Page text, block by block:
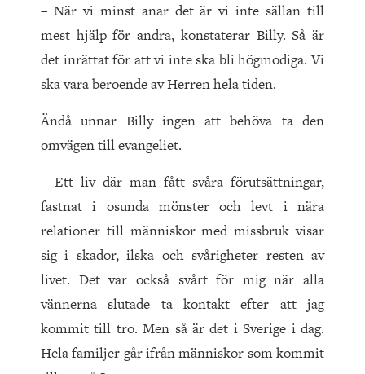
– När vi minst anar det är vi inte sällan till
mest hjälp för andra, konstaterar Billy. Så är
det inrättat för att vi inte ska bli högmodiga. Vi
ska vara beroende av Herren hela tiden.
Ändå unnar Billy ingen att behöva ta den
omvägen till evangeliet.
– Ett liv där man fått svåra förutsättningar,
fastnat i osunda mönster och levt i nära
relationer till människor med missbruk visar
sig i skador, ilska och svårigheter resten av
livet. Det var också svårt för mig när alla
vännerna slutade ta kontakt efter att jag
kommit till tro. Men så är det i Sverige i dag.
Hela familjer går ifrån människor som kommit